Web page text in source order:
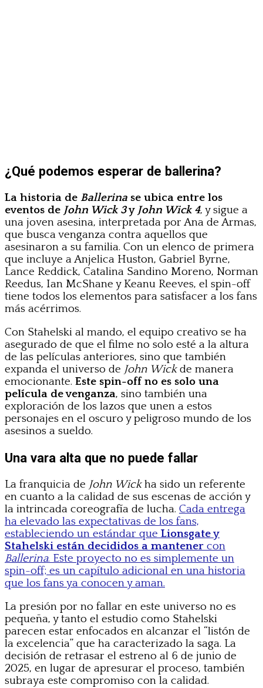
¿Qué podemos esperar de ballerina?
La historia de Ballerina se ubica entre los
eventos de John Wick 3y John Wick 4, y sigue a
una joven asesina, interpretada por Ana de Armas,
que busca venganza contra aquellos que
asesinaron a su familia. Con un elenco de primera
que incluye a Anjelica Huston, Gabriel Byrne,
Lance Reddick, Catalina Sandino Moreno, Norman
Reedus, Ian McShane y Keanu Reeves, el spin-off
tiene todos los elementos para satisfacer a los fans
más acérrimos.
Con Stahelski al mando, el equipo creativo se ha
asegurado de que el filme no solo esté a la altura
de las películas anteriores, sino que también
expanda el universo de John Wickde manera
emocionante. Este spin-off no es solo una
película de venganza, sino también una
exploración de los lazos que unen a estos
personajes en el oscuro y peligroso mundo de los
asesinos a sueldo.
Una vara alta que no puede fallar
La franquicia de John Wickha sido un referente
en cuanto a la calidad de sus escenas de acción y
la intrincada coreografía de lucha. Cada entrega
ha elevado las expectativas de los fans,
estableciendo un estándar que Lionsgate y
Stahelski están decididos a mantener con
Ballerina. Este proyecto no es simplemente un
spin-off; es un capítulo adicional en una historia
que los fans ya conocen y aman.
La presión por no fallar en este universo no es
pequeña, y tanto el estudio como Stahelski
parecen estar enfocados en alcanzar el “listón de
la excelencia” que ha caracterizado la saga. La
decisión de retrasar el estreno al 6 de junio de
2025, en lugar de apresurar el proceso, también
subraya este compromiso con la calidad.